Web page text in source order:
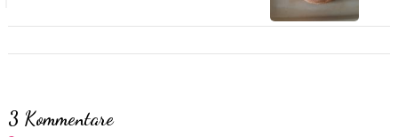
3 Kommentare